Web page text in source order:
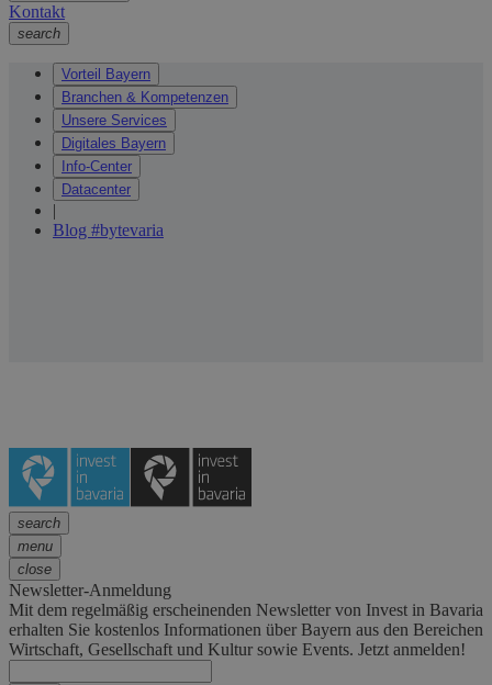
Kontakt
search
Vorteil Bayern
Branchen & Kompetenzen
Unsere Services
Digitales Bayern
Info-Center
Datacenter
|
Blog #bytevaria
search
menu
close
Newsletter-Anmeldung
Mit dem regelmäßig erscheinenden Newsletter von Invest in Bavaria
erhalten Sie kostenlos Informationen über Bayern aus den Bereichen
Wirtschaft, Gesellschaft und Kultur sowie Events. Jetzt anmelden!